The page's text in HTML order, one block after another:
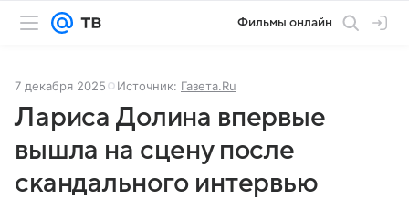
Фильмы онлайн
7 декабря 2025 Источник: Газета.Ru
Лариса Долина впервые
вышла на сцену после
скандального интервью